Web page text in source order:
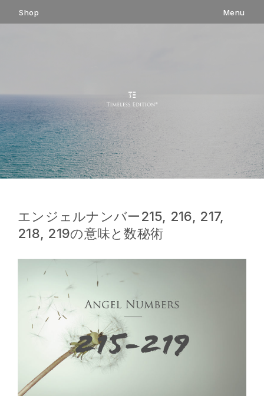
Shop Menu
ン
ス
キ
ッ
プ
エンジェルナンバー215, 216, 217,
218, 219の意味と数秘術